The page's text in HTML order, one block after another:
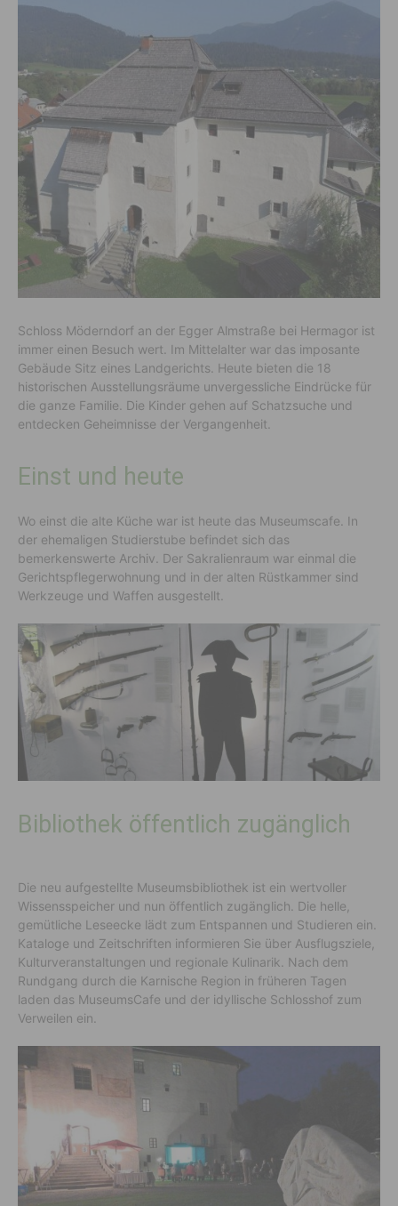
Schloss Möderndorf an der Egger Almstraße bei Hermagor ist
immer einen Besuch wert. Im Mittelalter war das imposante
Gebäude Sitz eines Landgerichts. Heute bieten die 18
historischen Ausstellungsräume unvergessliche Eindrücke für
die ganze Familie. Die Kinder gehen auf Schatzsuche und
entdecken Geheimnisse der Vergangenheit.
Einst und heute
Wo einst die alte Küche war ist heute das Museumscafe. In
der ehemaligen Studierstube befindet sich das
bemerkenswerte Archiv. Der Sakralienraum war einmal die
Gerichtspflegerwohnung und in der alten Rüstkammer sind
Werkzeuge und Waffen ausgestellt.
Bibliothek öffentlich zugänglich
Die neu aufgestellte Museumsbibliothek ist ein wertvoller
Wissensspeicher und nun öffentlich zugänglich. Die helle,
gemütliche Leseecke lädt zum Entspannen und Studieren ein.
Kataloge und Zeitschriften informieren Sie über Ausflugsziele,
Kulturveranstaltungen und regionale Kulinarik. Nach dem
Rundgang durch die Karnische Region in früheren Tagen
laden das MuseumsCafe und der idyllische Schlosshof zum
Verweilen ein.